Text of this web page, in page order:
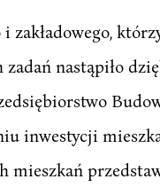
nastąpiło
inwestycji